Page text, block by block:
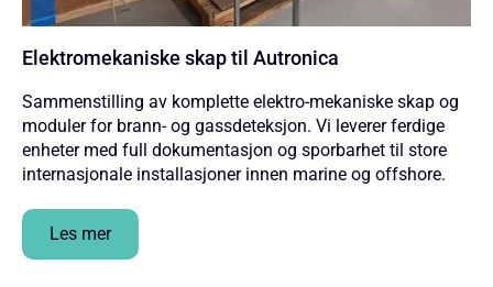
Elektromekaniske skap til Autronica
Sammenstilling av komplette elektro-mekaniske skap og
moduler for brann- og gassdeteksjon. Vi leverer ferdige
enheter med full dokumentasjon og sporbarhet til store
internasjonale installasjoner innen marine og offshore.
Les mer